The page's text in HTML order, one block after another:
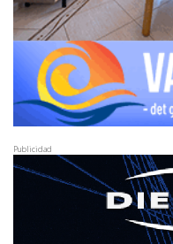
Publicidad